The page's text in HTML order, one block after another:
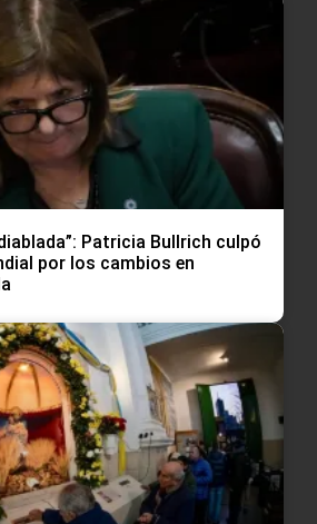
Patricia Bullrich culpó
por los cambios en